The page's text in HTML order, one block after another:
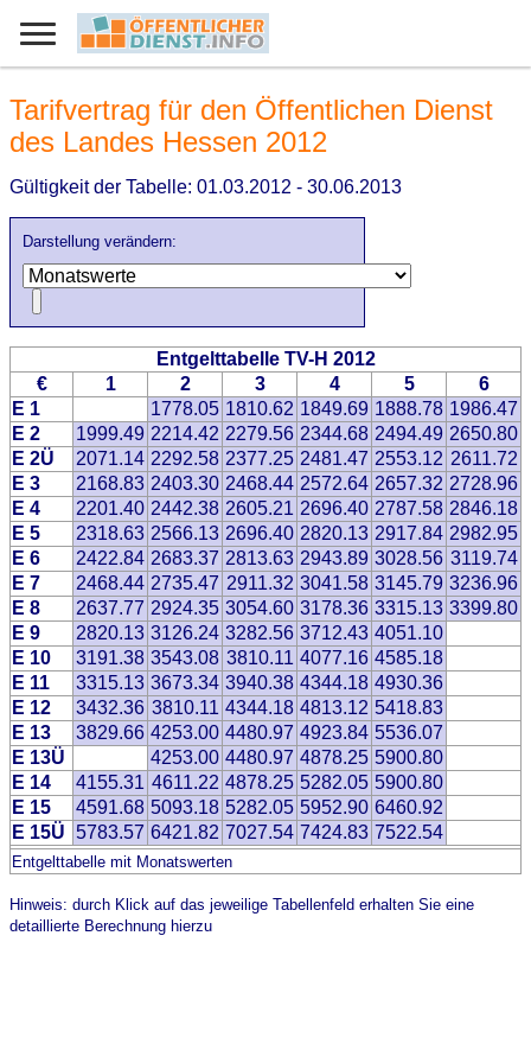
Darstellung verändern:
Tarifvertrag für den Öffentlichen Dienst
des Landes Hessen 2012
Gültigkeit der Tabelle: 01.03.2012 - 30.06.2013
Entgelttabelle TV-H 2012
€
1 2 3 4 5
6
E 1
1778.05 1810.62 1849.69 1888.78 1986.47
E 2
1999.49 2214.42 2279.56 2344.68 2494.49 2650.80
E 2Ü
2071.14 2292.58 2377.25 2481.47 2553.12 2611.72
E 3
2168.83 2403.30 2468.44 2572.64 2657.32 2728.96
E 4
2201.40 2442.38 2605.21 2696.40 2787.58 2846.18
E 5
2318.63 2566.13 2696.40 2820.13 2917.84 2982.95
E 6
2422.84 2683.37 2813.63 2943.89 3028.56 3119.74
E 7
2468.44 2735.47 2911.32 3041.58 3145.79 3236.96
E 8
2637.77 2924.35 3054.60 3178.36 3315.13 3399.80
E 9
2820.13 3126.24 3282.56 3712.43 4051.10
E 10
3191.38 3543.08 3810.11 4077.16 4585.18
E 11
3315.13 3673.34 3940.38 4344.18 4930.36
E 12
3432.36 3810.11 4344.18 4813.12 5418.83
E 13
3829.66 4253.00 4480.97 4923.84 5536.07
E 13Ü
4253.00 4480.97 4878.25 5900.80
E 14
4155.31 4611.22 4878.25 5282.05 5900.80
E 15
4591.68 5093.18 5282.05 5952.90 6460.92
E 15Ü 5783.57 6421.82 7027.54 7424.83 7522.54
Entgelttabelle mit Monatswerten
Hinweis: durch Klick auf das jeweilige Tabellenfeld erhalten Sie eine
detaillierte Berechnung hierzu